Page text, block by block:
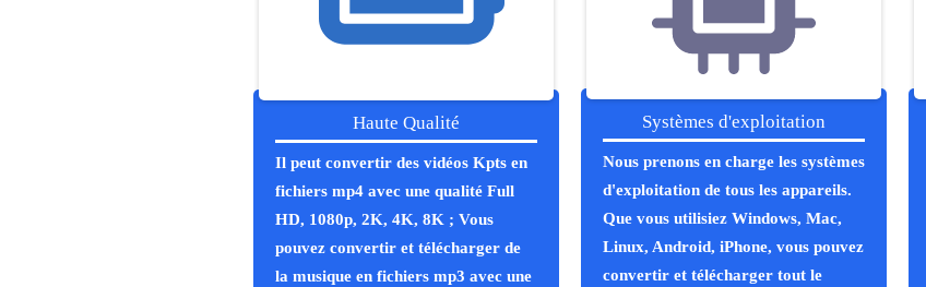
Haute Qualité
Il peut convertir des vidéos Kpts en
fichiers mp4 avec une qualité Full
HD, 1080p, 2K, 4K, 8K ; Vous
pouvez convertir et télécharger de
la musique en fichiers mp3 avec une
Systèmes d'exploitation
Nous prenons en charge les systèmes
d'exploitation de tous les appareils.
Que vous utilisiez Windows, Mac,
Linux, Android, iPhone, vous pouvez
convertir et télécharger tout le